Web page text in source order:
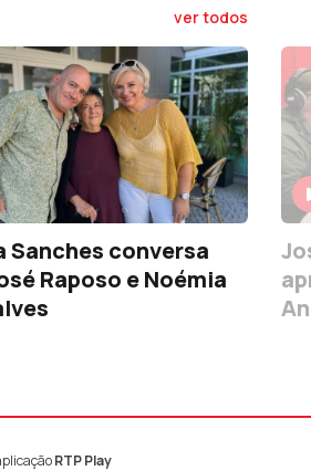
ver todos
Sanches conversa
Raposo e Noémia
RTP Play